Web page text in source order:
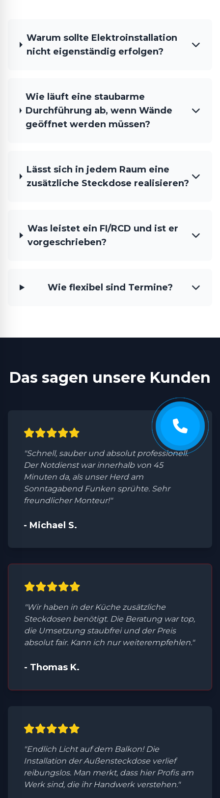
Warum sollte Elektroinstallation
nicht eigenständig erfolgen?
Wie läuft eine staubarme
Durchführung ab, wenn Wände
geöffnet werden müssen?
Lässt sich in jedem Raum eine
zusätzliche Steckdose realisieren?
Was leistet ein FI/RCD und ist er
vorgeschrieben?
Wie flexibel sind Termine?
Das sagen unsere Kunden
"Schnell, sauber und absolut professionell.
Der Notdienst war innerhalb von 45
Minuten da, als unser Herd am
Sonntagabend Funken sprühte. Sehr
freundlicher Monteur!"
- Michael S.
"Wir haben in der Küche zusätzliche
Steckdosen benötigt. Die Beratung war top,
die Umsetzung staubfrei und der Preis
absolut fair. Kann ich nur weiterempfehlen."
- Thomas K.
"Endlich Licht auf dem Balkon! Die
Installation der Außensteckdose verlief
reibungslos. Man merkt, dass hier Profis am
Werk sind, die ihr Handwerk verstehen."